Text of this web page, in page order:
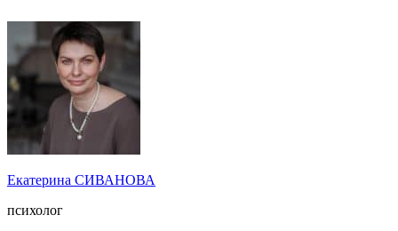
Екатерина СИВАНОВА
психолог